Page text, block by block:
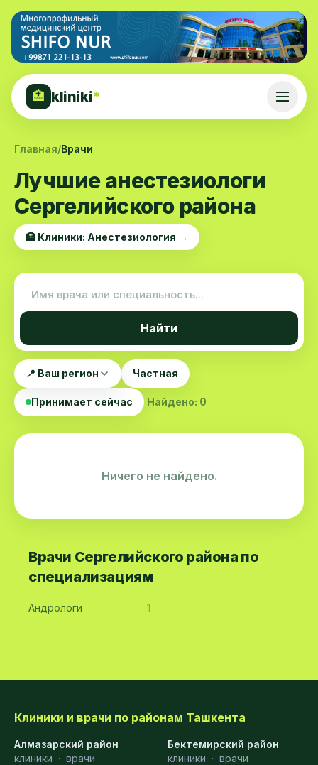
🏥 kliniki*
Главная/Врачи
Лучшие анестезиологи
Сергелийского района
🏥 Клиники: Анестезиология →
Найти
📍 Ваш регион Частная
Принимает сейчас Найдено: 0
Ничего не найдено.
Врачи Сергелийского района по
специализациям
Андрологи 1
Клиники и врачи по районам Ташкента
Алмазарский район
клиники · врачи
Бектемирский район
клиники · врачи